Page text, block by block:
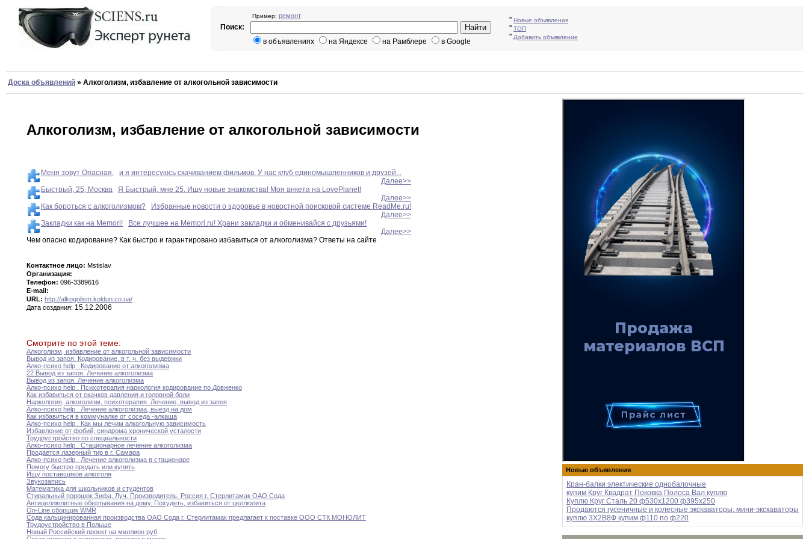
Пример: ремонт " Новые объявления
" ТОП
" Добавить объявление
Поиск:
в объявлениях
на Яндексе на Рамблере в Google
Доска объявлений » Алкоголизм, избавление от алкогольной зависимости
Новые объявления
Кран-балки электические однобалочные
купим Круг Квадрат Поковка Полоса Вал куплю
Куплю Круг Сталь 20 ф530х1200 ф395х250
Продаются гусеничные и колесные экскаваторы, мини-экскаваторы
куплю 3Х2В8Ф купим ф110 по ф220
Алкоголизм, избавление от алкогольной зависимости
Меня зовут Опасная,
и я интересуюсь скачиванием фильмов. У нас клуб единомышленников и друзей...
Далее>>
Быстрый, 25, Москва
Я Быстрый, мне 25. Ищу новые знакомства! Моя анкета на LovePlanet!
Далее>>
Как бороться с алкоголизмом?
Избранные новости о здоровье в новостной поисковой системе ReadMe.ru!
Далее>>
Закладки как на Memori!
Все лучшее на Memori.ru! Храни закладки и обменивайся с друзьями!
Далее>>
Чем опасно кодирование? Как быстро и гарантировано избавиться от алкоголизма? Ответы на сайте
Контактное лицо: Mstislav
Организация:
Телефон: 096-3389616
E-mail:
URL: http://alkogolism.koldun.co.ua/
Дата создания: 15.12.2006
Смотрите по этой теме:
Алкоголизм избавление от алкогольной зависимости
Вывод из запоя
Кодирование в т. ч без выдержки
Алко-психо help
Кодирование от алкоголизма
22 Вывод из запоя Лечение алкоголизма
Вывод из запоя Лечение алкоголизма
Алко-психо help
Психотерапия наркология кодирование по Довженко
Как избавиться от скачков давления и головной боли
Наркология алкоголизм психотерапия Лечение вывод из запоя
Алко-психо help
Лечение алкоголизма выезд на дом
Как избавиться в коммуналке от соседа -алкаша
Алко-психо help
Как мы лечим алкогольную зависимость
Избавление от фобий синдрома хронической усталости
Трудоустройство по специальности
Алко-психо help
Стационарное лечение алкоголизма
Продается лазерный тир в г. Самара
Алко-психо help
Лечение алкоголизма в стационаре
Помогу быстро продать или купить
Ищу поставщиков алкоголя
Звукозапись
Математика для школьников и студентов
Стиральный порошок Зифа Луч Производитель: Россия г. Стерлитамак ОАО Сода
Антицеллюлитные обертывания на дому. Похудеть избавиться от целлюлита
On-Line сборщик WMR
Сода кальцинированная производства ОАО Сода г. Стерлитамак предлагает к поставке ООО СТК МОНОЛИТ
Трудоустройство в Польше
Новый Российский проект на миллион руб